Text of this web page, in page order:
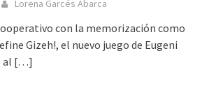
Lorena Garcés Abarca
con la memorización como
Gizeh!, el nuevo juego de Eugeni
al […]